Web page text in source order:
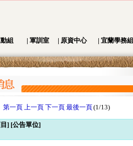
組 | 軍訓室 | 原資中心 | 宜蘭學務組